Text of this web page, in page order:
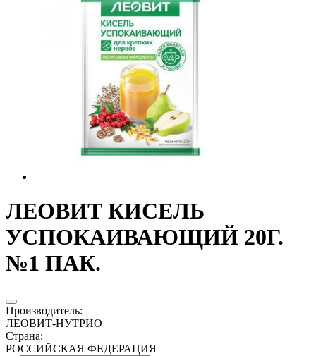
ЛЕОВИТ КИСЕЛЬ
УСПОКАИВАЮЩИЙ 20Г.
№1 ПАК.
Производитель:
ЛЕОВИТ-НУТРИО
Страна:
РОССИЙСКАЯ ФЕДЕРАЦИЯ